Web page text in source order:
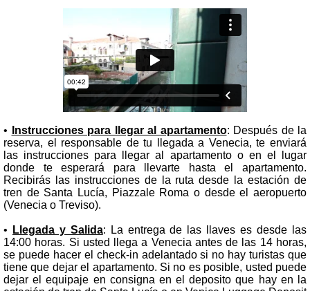
• Instrucciones para llegar al apartamento: Después de la
reserva, el responsable de tu llegada a Venecia, te enviará
las instrucciones para llegar al apartamento o en el lugar
donde te esperará para llevarte hasta el apartamento.
Recibirás las instrucciones de la ruta desde la estación de
tren de Santa Lucía, Piazzale Roma o desde el aeropuerto
(Venecia o Treviso).
• Llegada y Salida: La entrega de las llaves es desde las
14:00 horas. Si usted llega a Venecia antes de las 14 horas,
se puede hacer el check-in adelantado si no hay turistas que
tiene que dejar el apartamento. Si no es posible, usted puede
dejar el equipaje en consigna en el deposito que hay en la